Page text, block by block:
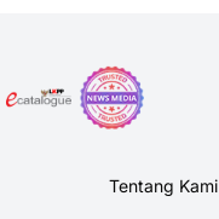
Tentang Kami